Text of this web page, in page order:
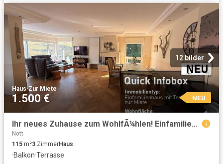
12 bilder
Haus·Zur Miete
1.500 € NEU
Ihr neues Zuhause zum WohlfÃ¼hlen! Einfamilienhaus mit Terrasse in Schwerte
Nott
115 m²3 ZimmerHaus
·Balkon·Terrasse